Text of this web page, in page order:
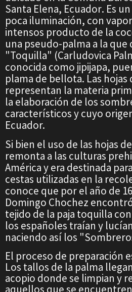
Santa Elena, Ecuador. Es
poca iluminación, con
intensos producto de la
una pseudo-palma a la
"Toquilla" (Carludovica
conocida como jipijapa,
plama de bellota. Las hojas
representan la materia
la elaboración de los
característicos y cuyo
Ecuador.
Si bien el uso de las hojas
remonta a las culturas
América y era destinada
cestas utilizadas en la
conoce que por el año de
Domingo Chochez
tejido de la paja toquilla
los españoles traían y
naciendo así los
El proceso de preparación
Los tallos de la palma
acopio donde se limpian y
aquellos que se